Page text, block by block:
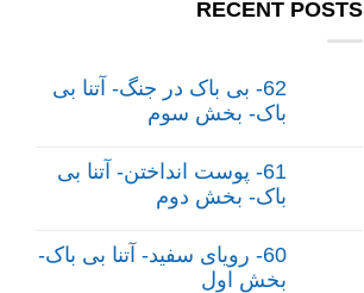
RECENT POSTS
62- بی باک در جنگ- آتنا بی
باک- بخش سوم
61- پوست انداختن- آتنا بی
باک- بخش دوم
60- رویای سفید- آتنا بی باک-
بخش اول